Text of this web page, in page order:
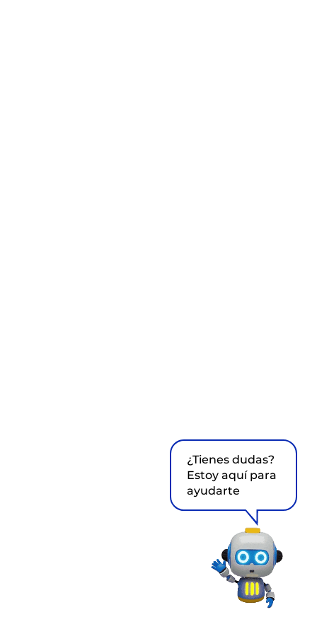
¿Tienes dudas?
Estoy aquí para
ayudarte